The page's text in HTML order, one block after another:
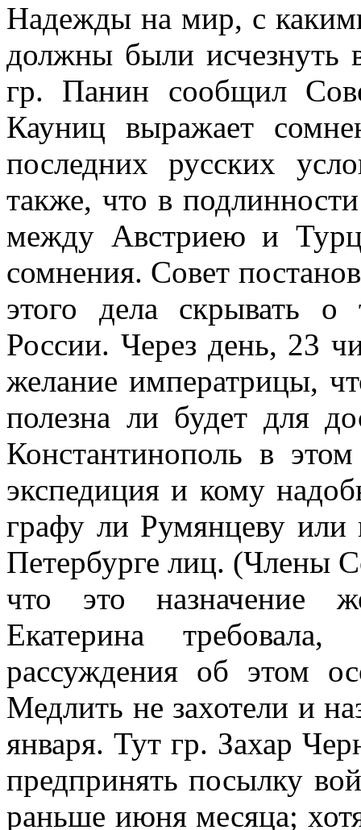
Надежды на мир, с
должны были исчезнуть
гр. Панин сообщил
Кауниц выражает
последних русских
также, что в
между Австриею и
сомнения. Совет
этого дела скрывать
России. Через день, 23
желание императрицы,
полезна ли будет для
Константинополь в
экспедиция и кому
графу ли Румянцеву или
Петербурге лиц. (Члены
что это назначение
Екатерина
рассуждения об этом
Медлить не захотели и
января. Тут гр. Захар
предпринять посылку
раньше июня месяца;